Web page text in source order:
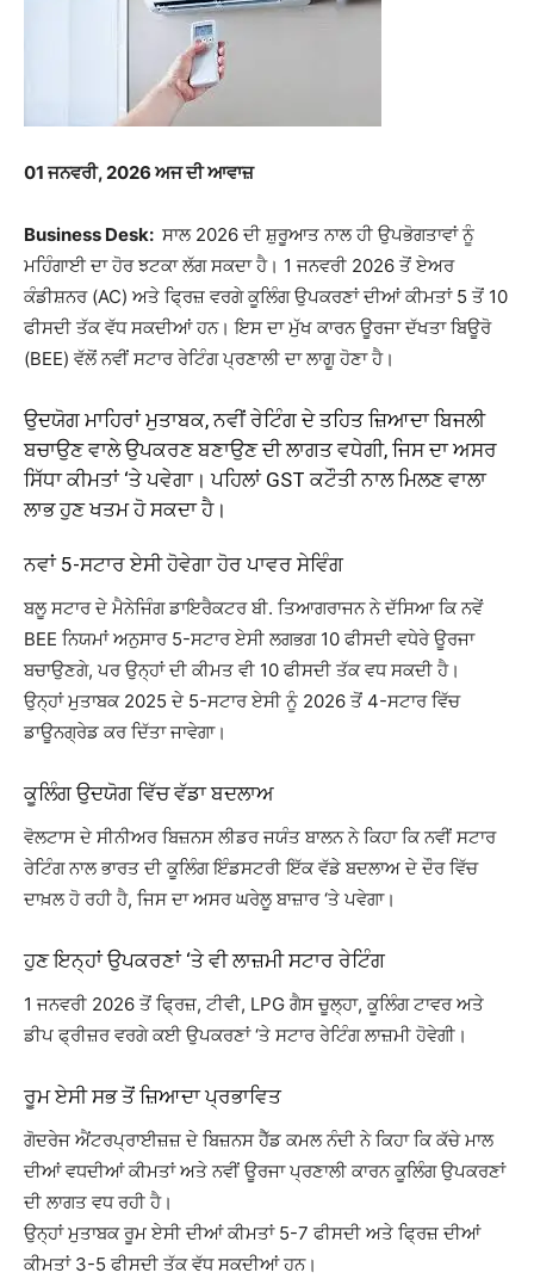
01ਜਨਵਰੀ, 2026ਅਜ ਦੀ ਆਵਾਜ਼
Business Desk: ਸਾਲ 2026 ਦੀ ਸ਼ੁਰੂਆਤ ਨਾਲ ਹੀ ਉਪਭੋਗਤਾਵਾਂ ਨੂੰ
ਮਹਿੰਗਾਈ ਦਾ ਹੋਰ ਝਟਕਾ ਲੱਗ ਸਕਦਾ ਹੈ। 1 ਜਨਵਰੀ 2026 ਤੋਂ ਏਅਰ
ਕੰਡੀਸ਼ਨਰ (AC) ਅਤੇ ਫ੍ਰਿਜ਼ ਵਰਗੇ ਕੂਲਿੰਗ ਉਪਕਰਣਾਂ ਦੀਆਂ ਕੀਮਤਾਂ 5 ਤੋਂ 10
ਫੀਸਦੀ ਤੱਕ ਵੱਧ ਸਕਦੀਆਂ ਹਨ। ਇਸ ਦਾ ਮੁੱਖ ਕਾਰਨ ਊਰਜਾ ਦੱਖਤਾ ਬਿਊਰੋ
(BEE) ਵੱਲੋਂ ਨਵੀਂ ਸਟਾਰ ਰੇਟਿੰਗ ਪ੍ਰਣਾਲੀ ਦਾ ਲਾਗੂ ਹੋਣਾ ਹੈ।
ਉਦਯੋਗ ਮਾਹਿਰਾਂ ਮੁਤਾਬਕ, ਨਵੀਂ ਰੇਟਿੰਗ ਦੇ ਤਹਿਤ ਜ਼ਿਆਦਾ ਬਿਜਲੀ
ਬਚਾਉਣ ਵਾਲੇ ਉਪਕਰਣ ਬਣਾਉਣ ਦੀ ਲਾਗਤ ਵਧੇਗੀ, ਜਿਸ ਦਾ ਅਸਰ
ਸਿੱਧਾ ਕੀਮਤਾਂ ‘ਤੇ ਪਵੇਗਾ। ਪਹਿਲਾਂ GST ਕਟੌਤੀ ਨਾਲ ਮਿਲਣ ਵਾਲਾ
ਲਾਭ ਹੁਣ ਖਤਮ ਹੋ ਸਕਦਾ ਹੈ।
ਨਵਾਂ 5-ਸਟਾਰ ਏਸੀ ਹੋਵੇਗਾ ਹੋਰ ਪਾਵਰ ਸੇਵਿੰਗ
ਬਲੂ ਸਟਾਰ ਦੇ ਮੈਨੇਜਿੰਗ ਡਾਇਰੈਕਟਰ ਬੀ. ਤਿਆਗਰਾਜਨ ਨੇ ਦੱਸਿਆ ਕਿ ਨਵੇਂ
BEE ਨਿਯਮਾਂ ਅਨੁਸਾਰ 5-ਸਟਾਰ ਏਸੀ ਲਗਭਗ 10 ਫੀਸਦੀ ਵਧੇਰੇ ਊਰਜਾ
ਬਚਾਉਣਗੇ, ਪਰ ਉਨ੍ਹਾਂ ਦੀ ਕੀਮਤ ਵੀ 10 ਫੀਸਦੀ ਤੱਕ ਵਧ ਸਕਦੀ ਹੈ।
ਉਨ੍ਹਾਂ ਮੁਤਾਬਕ 2025 ਦੇ 5-ਸਟਾਰ ਏਸੀ ਨੂੰ 2026 ਤੋਂ 4-ਸਟਾਰ ਵਿੱਚ
ਡਾਊਨਗ੍ਰੇਡ ਕਰ ਦਿੱਤਾ ਜਾਵੇਗਾ।
ਕੂਲਿੰਗ ਉਦਯੋਗ ਵਿੱਚ ਵੱਡਾ ਬਦਲਾਅ
ਵੋਲਟਾਸ ਦੇ ਸੀਨੀਅਰ ਬਿਜ਼ਨਸ ਲੀਡਰ ਜਯੰਤ ਬਾਲਨ ਨੇ ਕਿਹਾ ਕਿ ਨਵੀਂ ਸਟਾਰ
ਰੇਟਿੰਗ ਨਾਲ ਭਾਰਤ ਦੀ ਕੂਲਿੰਗ ਇੰਡਸਟਰੀ ਇੱਕ ਵੱਡੇ ਬਦਲਾਅ ਦੇ ਦੌਰ ਵਿੱਚ
ਦਾਖ਼ਲ ਹੋ ਰਹੀ ਹੈ, ਜਿਸ ਦਾ ਅਸਰ ਘਰੇਲੂ ਬਾਜ਼ਾਰ ‘ਤੇ ਪਵੇਗਾ।
ਹੁਣ ਇਨ੍ਹਾਂ ਉਪਕਰਣਾਂ ‘ਤੇ ਵੀ ਲਾਜ਼ਮੀ ਸਟਾਰ ਰੇਟਿੰਗ
1 ਜਨਵਰੀ 2026 ਤੋਂ ਫ੍ਰਿਜ਼, ਟੀਵੀ, LPG ਗੈਸ ਚੂਲ੍ਹਾ, ਕੂਲਿੰਗ ਟਾਵਰ ਅਤੇ
ਡੀਪ ਫ੍ਰੀਜ਼ਰ ਵਰਗੇ ਕਈ ਉਪਕਰਣਾਂ ‘ਤੇ ਸਟਾਰ ਰੇਟਿੰਗ ਲਾਜ਼ਮੀ ਹੋਵੇਗੀ।
ਰੂਮ ਏਸੀ ਸਭ ਤੋਂ ਜ਼ਿਆਦਾ ਪ੍ਰਭਾਵਿਤ
ਗੋਦਰੇਜ ਐਂਟਰਪ੍ਰਾਈਜ਼ਜ਼ ਦੇ ਬਿਜ਼ਨਸ ਹੈੱਡ ਕਮਲ ਨੰਦੀ ਨੇ ਕਿਹਾ ਕਿ ਕੱਚੇ ਮਾਲ
ਦੀਆਂ ਵਧਦੀਆਂ ਕੀਮਤਾਂ ਅਤੇ ਨਵੀਂ ਊਰਜਾ ਪ੍ਰਣਾਲੀ ਕਾਰਨ ਕੂਲਿੰਗ ਉਪਕਰਣਾਂ
ਦੀ ਲਾਗਤ ਵਧ ਰਹੀ ਹੈ।
ਉਨ੍ਹਾਂ ਮੁਤਾਬਕ ਰੂਮ ਏਸੀ ਦੀਆਂ ਕੀਮਤਾਂ 5-7 ਫੀਸਦੀ ਅਤੇ ਫ੍ਰਿਜ਼ ਦੀਆਂ
ਕੀਮਤਾਂ 3-5 ਫੀਸਦੀ ਤੱਕ ਵੱਧ ਸਕਦੀਆਂ ਹਨ।